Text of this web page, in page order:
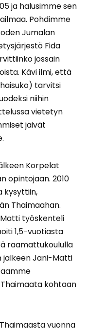
ja halusimme sen
Pohdimme
Jumalan
Fida
jossain
Kävi ilmi, että
tarvitsi
niihin
vietetyn
jäivät
Korpelat
opintojaan. 2010
kysyttiin,
Thaimaahan.
työskenteli
1,5-vuotiasta
raamattukoululla
jälkeen Jani-Matti
kohtaan
vuonna